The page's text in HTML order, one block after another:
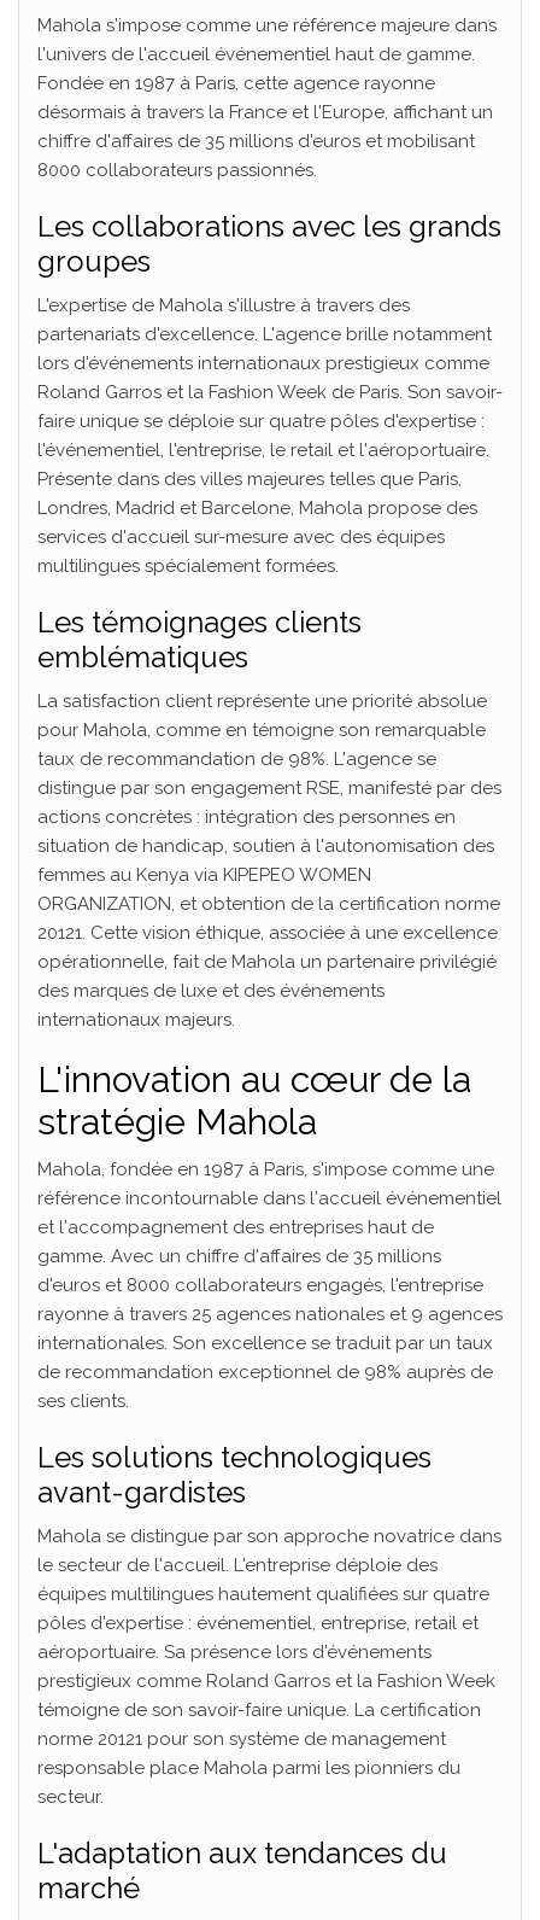
Mahola s'impose comme une référence majeure dans
l'univers de l'accueil événementiel haut de gamme.
Fondée en 1987 à Paris, cette agence rayonne
désormais à travers la France et l'Europe, affichant un
chiffre d'affaires de 35 millions d'euros et mobilisant
8000 collaborateurs passionnés.
Les collaborations avec les grands
groupes
L'expertise de Mahola s'illustre à travers des
partenariats d'excellence. L'agence brille notamment
lors d'événements internationaux prestigieux comme
Roland Garros et la Fashion Week de Paris. Son savoir-
faire unique se déploie sur quatre pôles d'expertise :
l'événementiel, l'entreprise, le retail et l'aéroportuaire.
Présente dans des villes majeures telles que Paris,
Londres, Madrid et Barcelone, Mahola propose des
services d'accueil sur-mesure avec des équipes
multilingues spécialement formées.
Les témoignages clients
emblématiques
La satisfaction client représente une priorité absolue
pour Mahola, comme en témoigne son remarquable
taux de recommandation de 98%. L'agence se
distingue par son engagement RSE, manifesté par des
actions concrètes : intégration des personnes en
situation de handicap, soutien à l'autonomisation des
femmes au Kenya via KIPEPEO WOMEN
ORGANIZATION, et obtention de la certification norme
20121. Cette vision éthique, associée à une excellence
opérationnelle, fait de Mahola un partenaire privilégié
des marques de luxe et des événements
internationaux majeurs.
L'innovation au cœur de la
stratégie Mahola
Mahola, fondée en 1987 à Paris, s'impose comme une
référence incontournable dans l'accueil événementiel
et l'accompagnement des entreprises haut de
gamme. Avec un chiffre d'affaires de 35 millions
d'euros et 8000 collaborateurs engagés, l'entreprise
rayonne à travers 25 agences nationales et 9 agences
internationales. Son excellence se traduit par un taux
de recommandation exceptionnel de 98% auprès de
ses clients.
Les solutions technologiques
avant-gardistes
Mahola se distingue par son approche novatrice dans
le secteur de l'accueil. L'entreprise déploie des
équipes multilingues hautement qualifiées sur quatre
pôles d'expertise : événementiel, entreprise, retail et
aéroportuaire. Sa présence lors d'événements
prestigieux comme Roland Garros et la Fashion Week
témoigne de son savoir-faire unique. La certification
norme 20121 pour son système de management
responsable place Mahola parmi les pionniers du
secteur.
L'adaptation aux tendances du
marché